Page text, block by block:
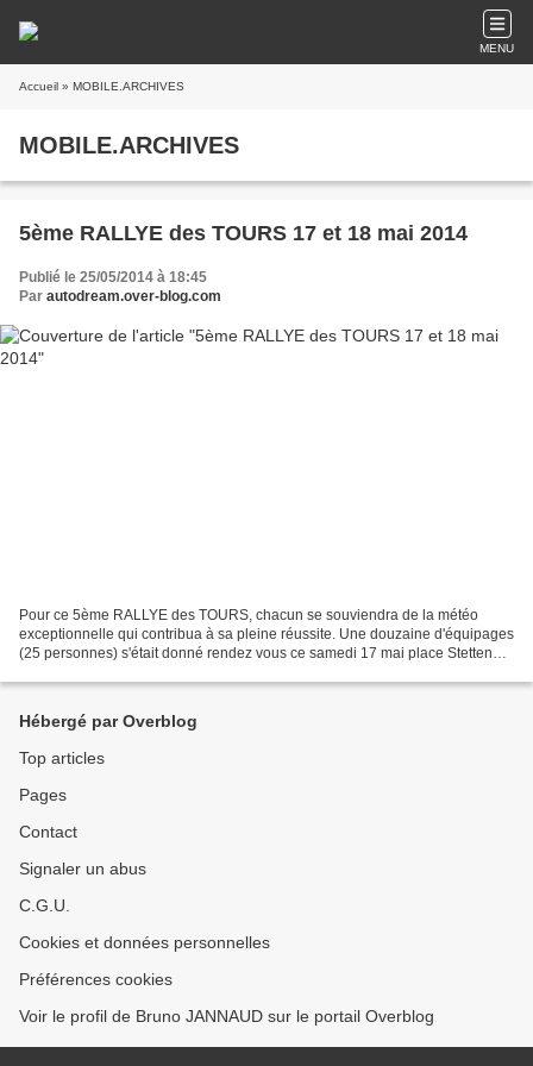
MENU
Accueil » MOBILE.ARCHIVES
MOBILE.ARCHIVES
5ème RALLYE des TOURS 17 et 18 mai 2014
Publié le 25/05/2014 à 18:45
Par autodream.over-blog.com
Pour ce 5ème RALLYE des TOURS, chacun se souviendra de la météo
exceptionnelle qui contribua à sa pleine réussite. Une douzaine d'équipages
(25 personnes) s'était donné rendez vous ce samedi 17 mai place Stetten
Hébergé par Overblog
Top articles
Pages
Contact
Signaler un abus
C.G.U.
Cookies et données personnelles
Préférences cookies
Voir le profil de Bruno JANNAUD sur le portail Overblog